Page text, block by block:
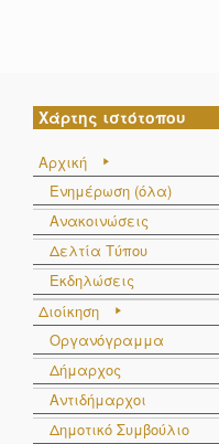
Χάρτης ιστότοπου
Αρχική
Ενημέρωση (όλα)
Ανακοινώσεις
Δελτία Τύπου
Εκδηλώσεις
Διοίκηση
Οργανόγραμμα
Δήμαρχος
Αντιδήμαρχοι
Δημοτικό Συμβούλιο